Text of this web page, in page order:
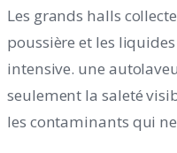
Les grands halls
poussière et les
intensive. une
seulement la saleté
les contaminants qui